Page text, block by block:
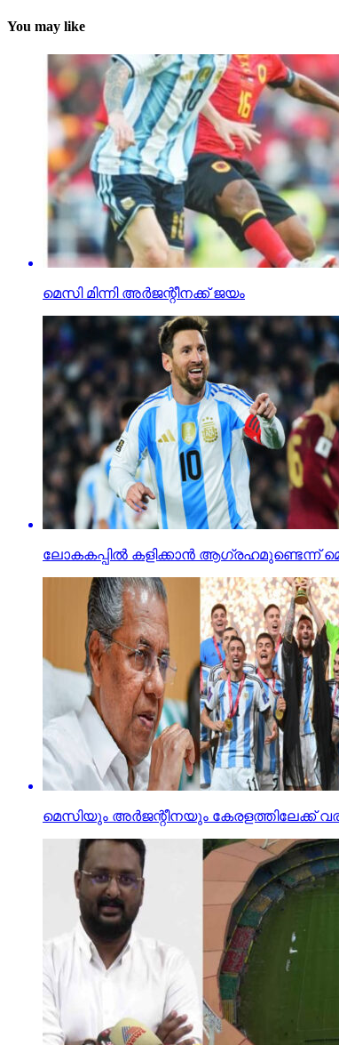
You may like
മെസി മിന്നി അര്‍ജന്റീനക്ക് ജയം
ലോകകപ്പില്‍ കളിക്കാന്‍ ആഗ്രഹമുണ്ടെന്ന്
മെസിയും അര്‍ജന്റീനയും കേരളത്തിലേക്ക്